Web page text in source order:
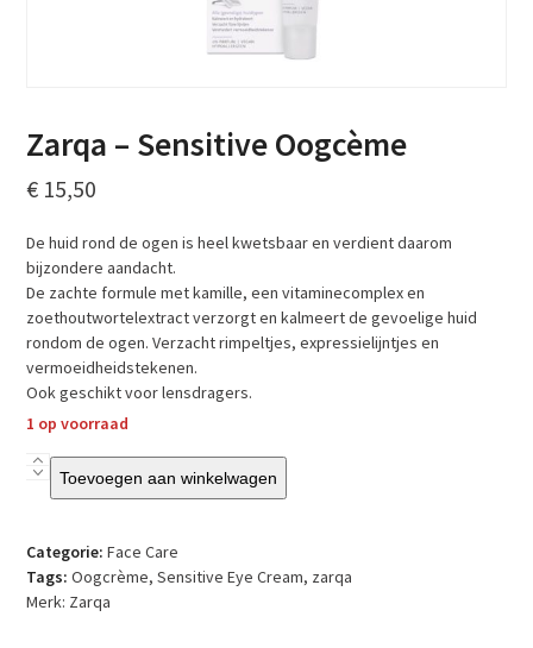
Zarqa – Sensitive Oogcème
€ 15,50
De huid rond de ogen is heel kwetsbaar en verdient daarom
bijzondere aandacht.
De zachte formule met kamille, een vitaminecomplex en
zoethoutwortelextract verzorgt en kalmeert de gevoelige huid
rondom de ogen. Verzacht rimpeltjes, expressielijntjes en
vermoeidheidstekenen.
Ook geschikt voor lensdragers.
1 op voorraad
Zarqa
aantal
Toevoegen aan winkelwagen
Categorie: Face Care
Tags: Oogcrème,Sensitive Eye Cream, zarqa
Merk: Zarqa